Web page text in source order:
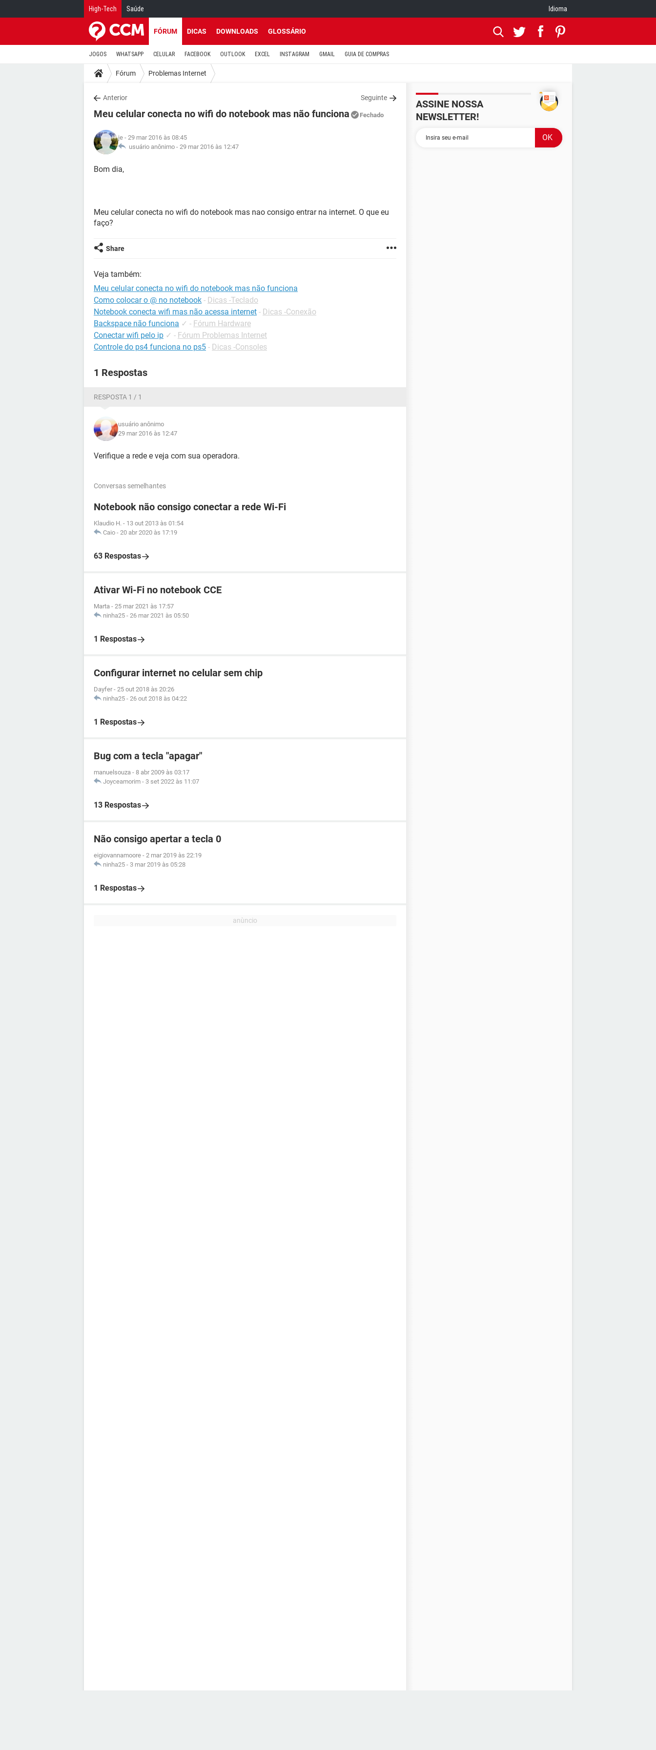
High-Tech Saúde Idioma
FÓRUM DICAS DOWNLOADS GLOSSÁRIO
JOGOS WHATSAPP CELULAR FACEBOOK OUTLOOK EXCEL INSTAGRAM GMAIL GUIA DE COMPRAS
Fórum Problemas Internet
Anterior Seguinte
Meu celular conecta no wifi do notebook mas não funciona Fechado
je - 29 mar 2016 às 08:45
usuário anônimo - 29 mar 2016 às 12:47
Bom dia,
Meu celular conecta no wifi do notebook mas nao consigo entrar na internet. O que eu
faço?
Share
Veja também:
Meu celular conecta no wifi do notebook mas não funciona
Como colocar o @ no notebook - Dicas -Teclado
Notebook conecta wifi mas não acessa internet - Dicas -Conexão
Backspace não funciona ✓ - Fórum Hardware
Conectar wifi pelo ip ✓ - Fórum Problemas Internet
Controle do ps4 funciona no ps5 - Dicas -Consoles
1 Respostas
RESPOSTA 1 / 1
usuário anônimo
29 mar 2016 às 12:47
Verifique a rede e veja com sua operadora.
Conversas semelhantes
Notebook não consigo conectar a rede Wi-Fi
Klaudio H. - 13 out 2013 às 01:54
Caio - 20 abr 2020 às 17:19
63 Respostas
Ativar Wi-Fi no notebook CCE
Marta - 25 mar 2021 às 17:57
ninha25 - 26 mar 2021 às 05:50
1 Respostas
Configurar internet no celular sem chip
Dayfer - 25 out 2018 às 20:26
ninha25 - 26 out 2018 às 04:22
1 Respostas
Bug com a tecla "apagar"
manuelsouza - 8 abr 2009 às 03:17
Joyceamorim - 3 set 2022 às 11:07
13 Respostas
Não consigo apertar a tecla 0
eigiovannamoore - 2 mar 2019 às 22:19
ninha25 - 3 mar 2019 às 05:28
1 Respostas
ASSINE NOSSA
NEWSLETTER!